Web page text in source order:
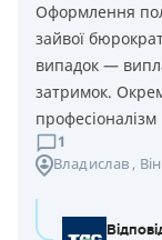
Оформлення
зайвої
випадок —
затримок.
1
Владислав ,